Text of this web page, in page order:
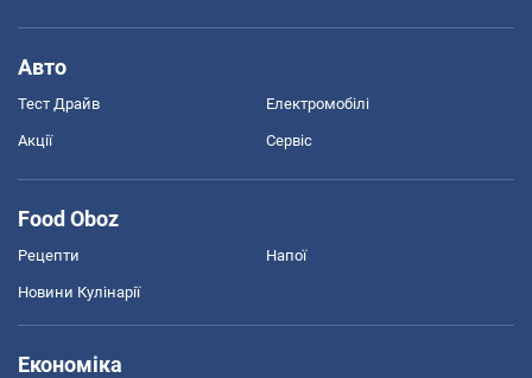
Авто
Тест Драйв Електромобілі
Акції Сервіс
Food Oboz
Рецепти Напої
Новини Кулінарії
Економіка